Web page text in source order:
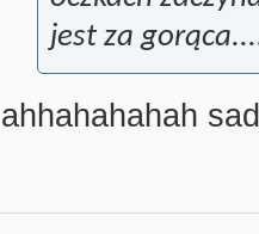
jest za
ahhahahahah